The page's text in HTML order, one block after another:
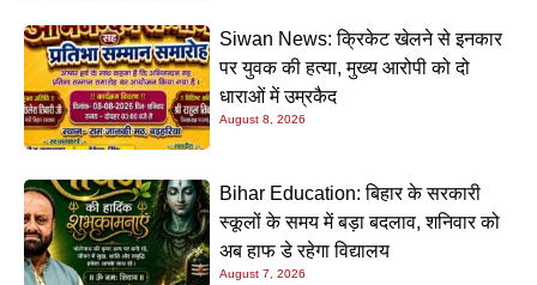
Siwan News: क्रिकेट खेलने से इनकार
पर युवक की हत्या, मुख्य आरोपी को दो
धाराओं में उम्रकैद
August 8, 2026
Bihar Education: बिहार के सरकारी
स्कूलों के समय में बड़ा बदलाव, शनिवार को
अब हाफ डे रहेगा विद्यालय
August 7, 2026